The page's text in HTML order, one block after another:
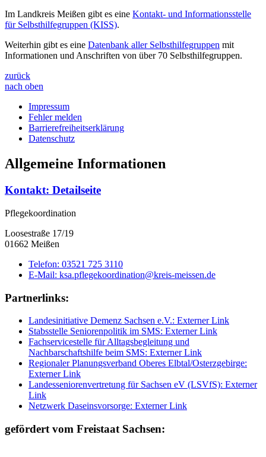
Im Landkreis Meißen gibt es eine Kontakt- und Informationsstelle
für Selbsthilfegruppen (KISS).
Weiterhin gibt es eine Datenbank aller Selbsthilfegruppen mit
Informationen und Anschriften von über 70 Selbsthilfegruppen.
zurück
nach oben
Impressum
Fehler melden
Barrierefreiheitserklärung
Datenschutz
Allgemeine Informationen
Kontakt: Detailseite
Pflegekoordination
Loosestraße 17/19
01662 Meißen
Telefon: 03521 725 3110
E-Mail: ksa.pflegekoordination@kreis-meissen.de
Partnerlinks:
Landesinitiative Demenz Sachsen e.V.: Externer Link
Stabsstelle Seniorenpolitik im SMS: Externer Link
Fachservicestelle für Alltagsbegleitung und
Nachbarschaftshilfe beim SMS: Externer Link
Regionaler Planungsverband Oberes Elbtal/Osterzgebirge:
Externer Link
Landesseniorenvertretung für Sachsen eV (LSVfS): Externer
Link
Netzwerk Daseinsvorsorge: Externer Link
gefördert vom Freistaat Sachsen: